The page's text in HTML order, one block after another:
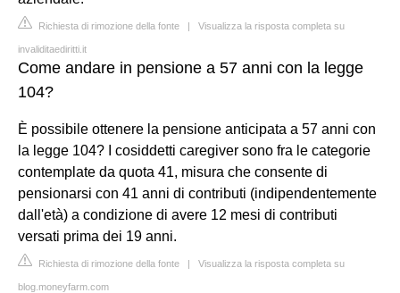
Richiesta di rimozione della fonte | Visualizza la risposta completa su
invaliditaediritti.it
Come andare in pensione a 57 anni con la legge
104?
È possibile ottenere la pensione anticipata a 57 anni con
la legge 104? I cosiddetti caregiver sono fra le categorie
contemplate da quota 41, misura che consente di
pensionarsi con 41 anni di contributi (indipendentemente
dall'età) a condizione di avere 12 mesi di contributi
versati prima dei 19 anni.
Richiesta di rimozione della fonte | Visualizza la risposta completa su
blog.moneyfarm.com